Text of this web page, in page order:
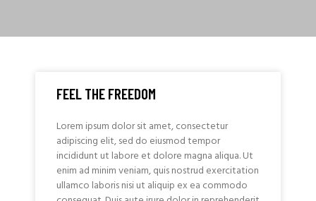
FEEL THE FREEDOM
Lorem ipsum dolor sit amet, consectetur
adipiscing elit, sed do eiusmod tempor
incididunt ut labore et dolore magna aliqua. Ut
enim ad minim veniam, quis nostrud exercitation
ullamco laboris nisi ut aliquip ex ea commodo